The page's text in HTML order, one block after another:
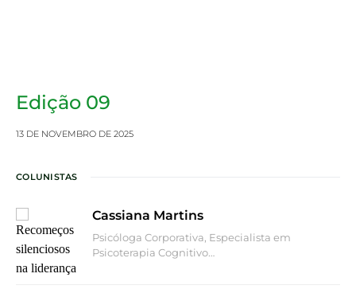
Edição 09
13 DE NOVEMBRO DE 2025
COLUNISTAS
Cassiana Martins
Psicóloga Corporativa, Especialista em
Psicoterapia Cognitivo…